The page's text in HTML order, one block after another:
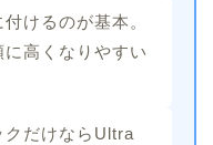
けるのが基本。
高くなりやすい
クだけならUltra